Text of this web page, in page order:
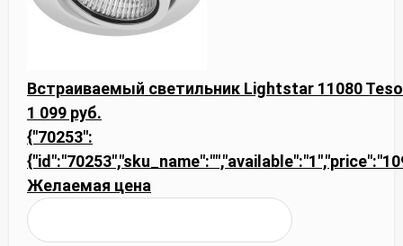
Встраиваемый светильник Lightstar 11080
1 099 руб.
{"70253":
Желаемая цена